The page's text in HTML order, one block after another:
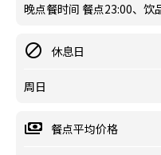
晚点餐时间 餐点23:00、饮
休息日
周日
餐点平均价格